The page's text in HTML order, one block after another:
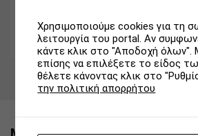
Χρησιμοποιούμε cookies για τη
λειτουργία του portal. Αν
κάντε κλικ στο "Αποδοχή όλων".
επίσης να επιλέξετε το είδος
θέλετε κάνοντας κλικ στο
την πολιτική απορρήτου